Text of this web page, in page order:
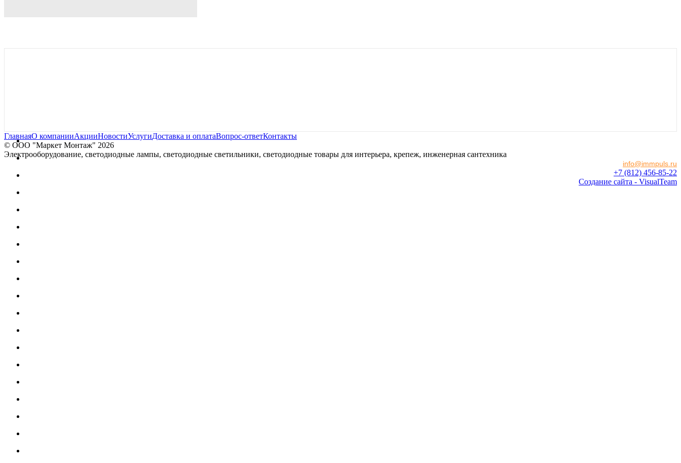
ГлавнаяО компанииАкцииНовостиУслугиДоставка и оплатаВопрос-ответКонтакты
© OOO "Маркет Монтаж" 2026
Электрооборудование, светодиодные лампы, светодиодные светильники, светодиодные товары для интерьера, крепеж, инженерная сантехника
info@immpuls.ru
+7 (812) 456-85-22
Создание сайта - VisualTeam